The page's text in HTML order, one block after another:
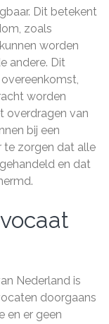
Dit betekent
zoals
worden
andere. Dit
worden
overdragen van
bij een
te zorgen dat alle
en dat
Nederland is
doorgaans
en er geen